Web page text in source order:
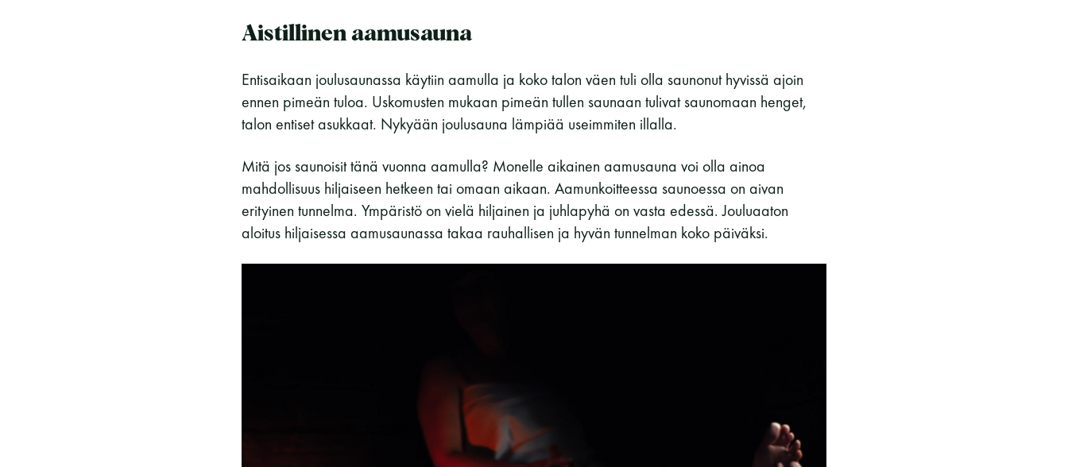
Aistillinen aamusauna
Entisaikaan joulusaunassa käytiin aamulla ja koko talon väen tuli olla saunonut hyvissä ajoin
ennen pimeän tuloa. Uskomusten mukaan pimeän tullen saunaan tulivat saunomaan henget,
talon entiset asukkaat. Nykyään joulusauna lämpiää useimmiten illalla.
Mitä jos saunoisit tänä vuonna aamulla? Monelle aikainen aamusauna voi olla ainoa
mahdollisuus hiljaiseen hetkeen tai omaan aikaan. Aamunkoitteessa saunoessa on aivan
erityinen tunnelma. Ympäristö on vielä hiljainen ja juhlapyhä on vasta edessä. Jouluaaton
aloitus hiljaisessa aamusaunassa takaa rauhallisen ja hyvän tunnelman koko päiväksi.